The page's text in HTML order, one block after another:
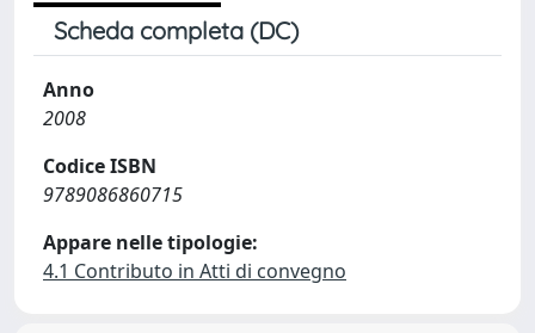
Scheda completa (DC)
Anno
2008
Codice ISBN
9789086860715
Appare nelle tipologie:
4.1 Contributo in Atti di convegno